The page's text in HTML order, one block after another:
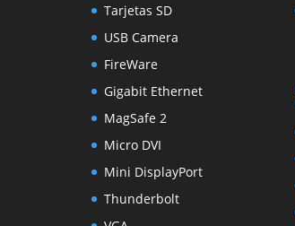
Tarjetas SD
USB Camera
FireWare
Gigabit Ethernet
MagSafe 2
Micro DVI
Mini DisplayPort
Thunderbolt